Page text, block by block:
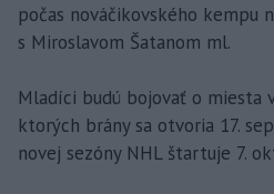
počas nováčikovského kempu
s Miroslavom Šatanom ml.
Mladíci budú bojovať o miesta
ktorých brány sa otvoria 17.
novej sezóny NHL štartuje 7.